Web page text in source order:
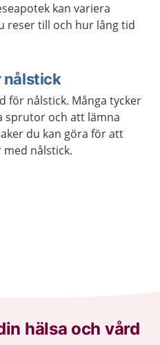
kan variera
reser till och hur lång tid
nålstick
för nålstick. Många tycker
sprutor och att lämna
du kan göra för att
nålstick.
hälsa och vård